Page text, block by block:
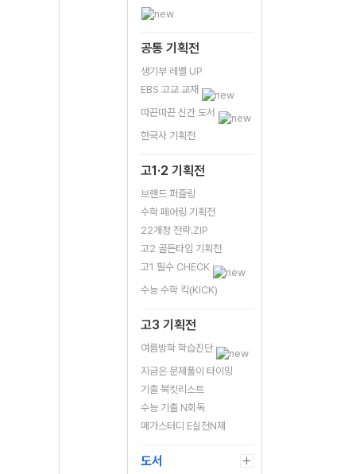
공통 기획전
생기부 레벨 UP
EBS 고교 교재
따끈따끈 신간 도서
한국사 기획전
고1·2 기획전
브랜드 퍼즐링
수학 페어링 기획전
22개정 전략.ZIP
고2 골든타임 기획전
고1 필수 CHECK
수능 수학 킥(KICK)
고3 기획전
여름방학 학습진단
지금은 문제풀이 타이밍
기출 북킷리스트
수능 기출 N회독
메가스터디 E실전N제
도서